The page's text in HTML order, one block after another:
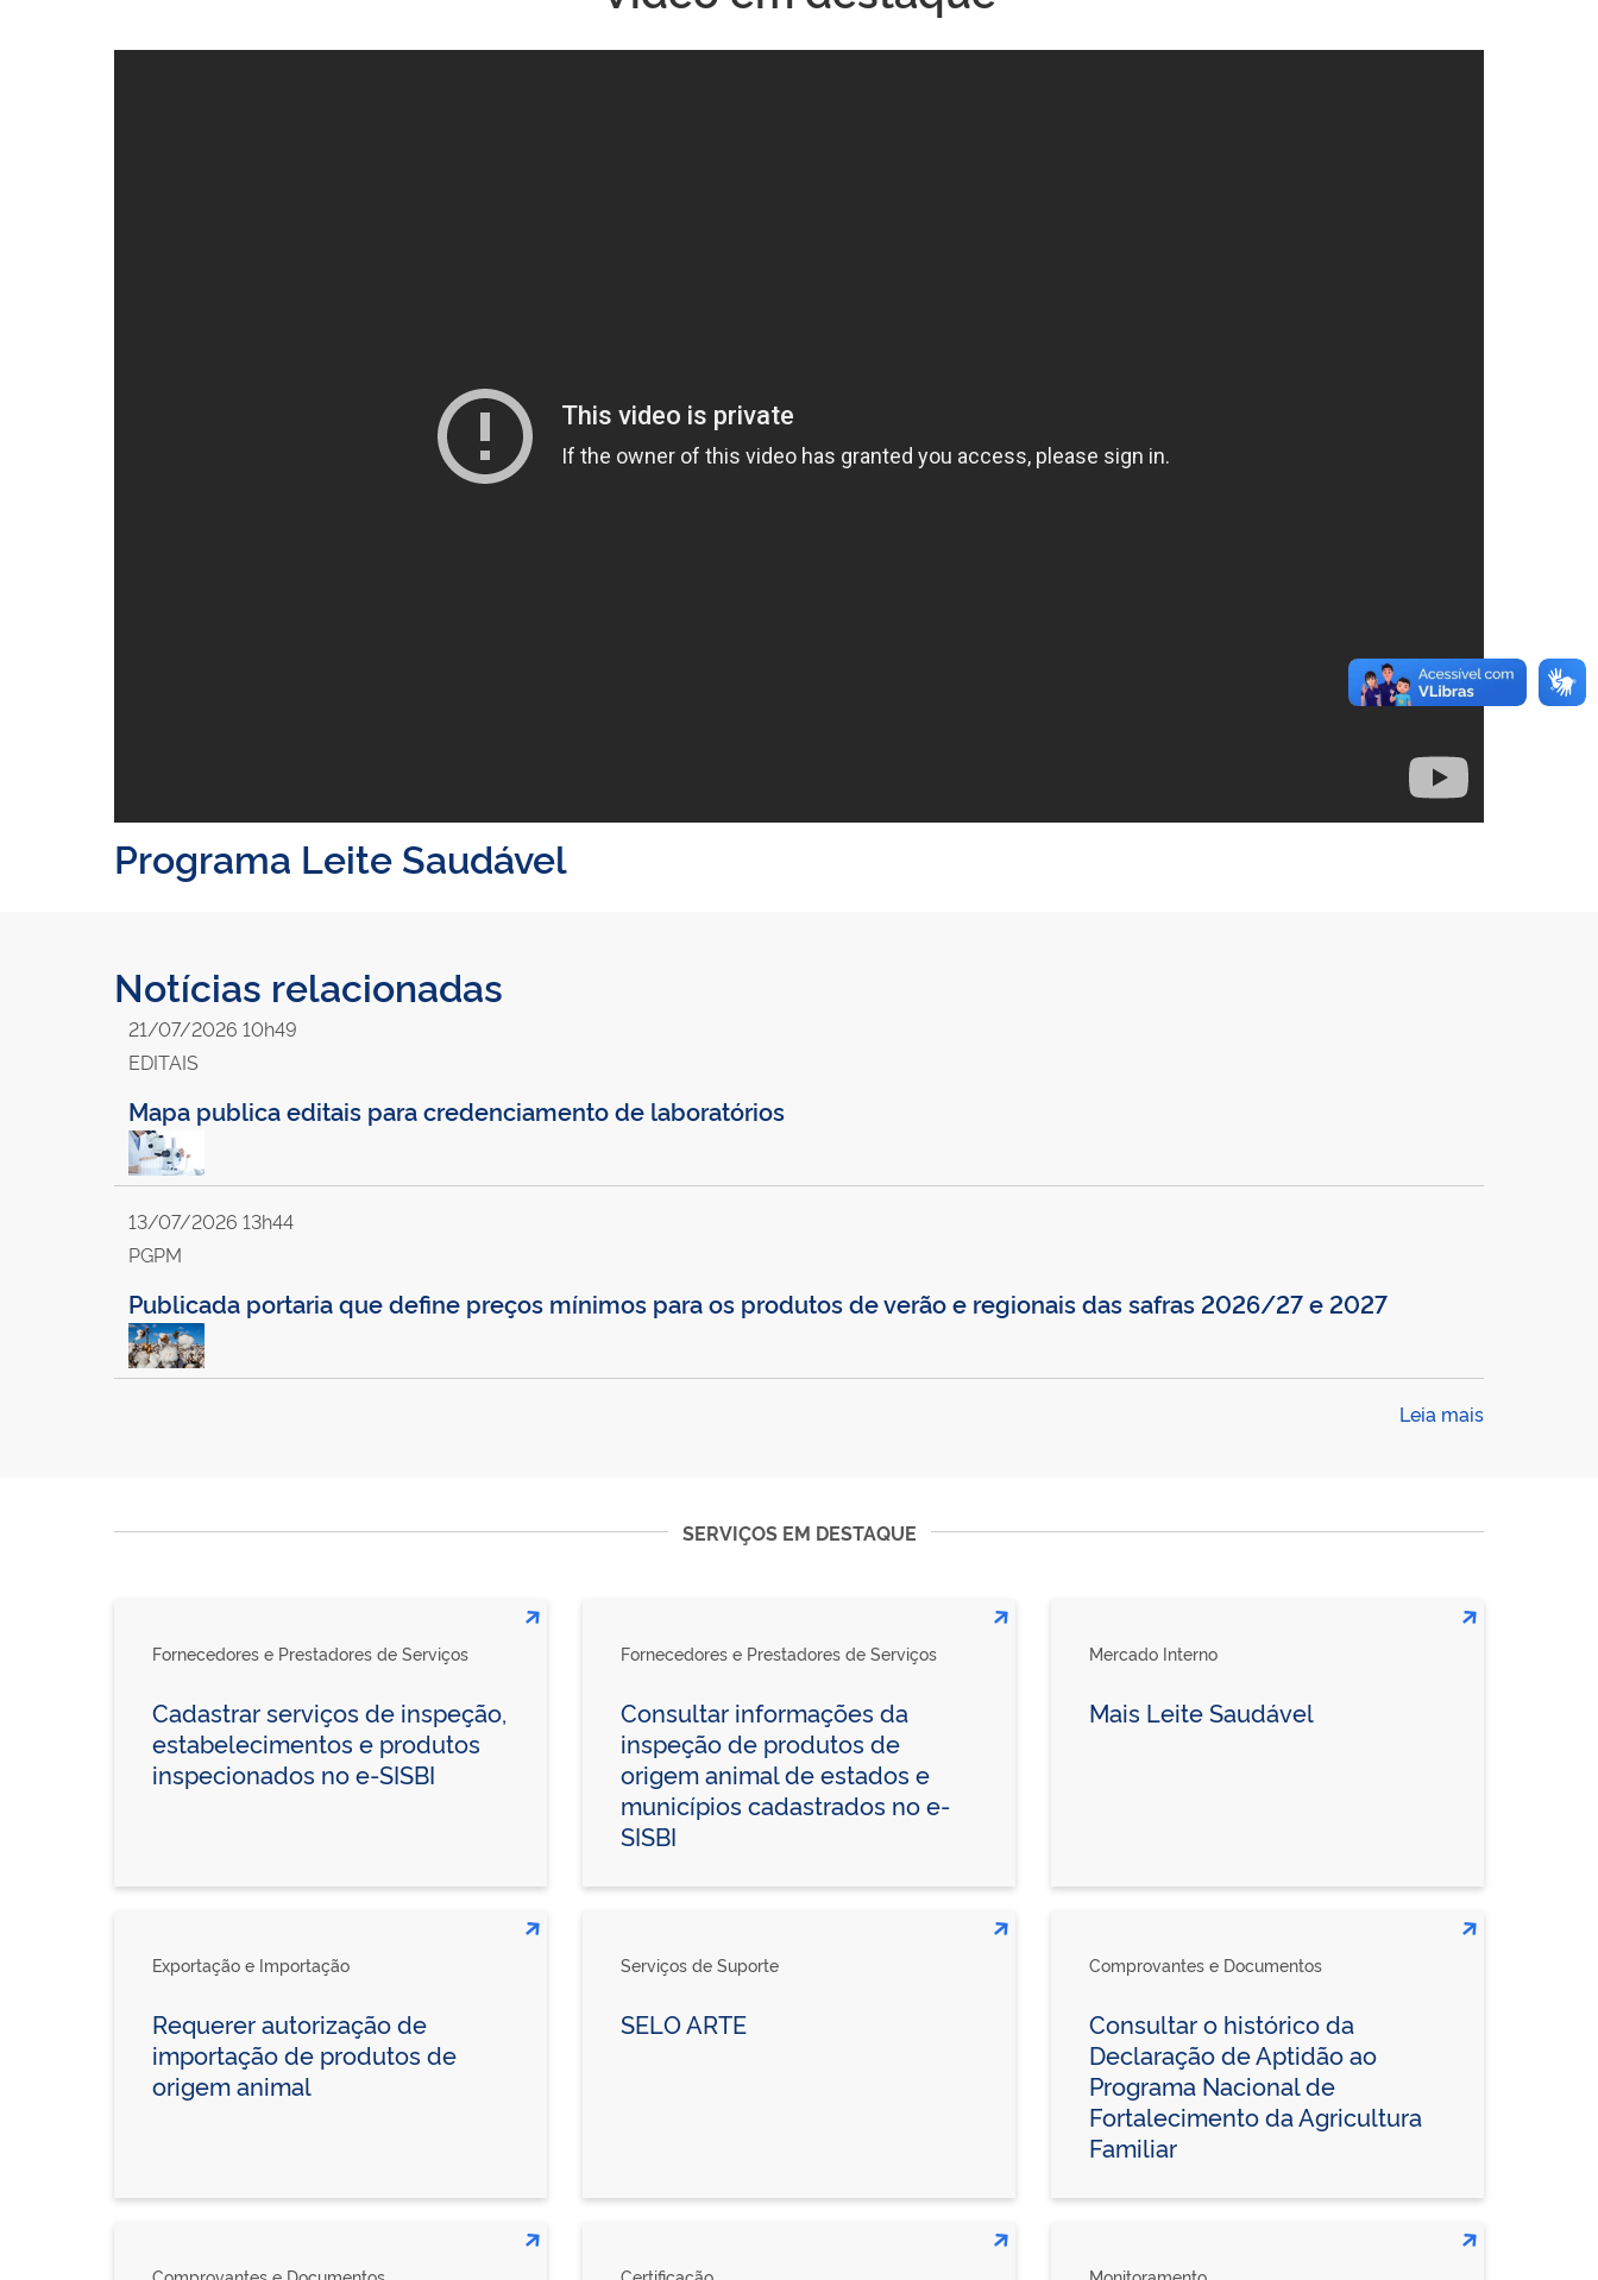
Programa Leite Saudável
Notícias relacionadas
21/07/2026 10h49
EDITAIS
Mapa publica editais para credenciamento de laboratórios
13/07/2026 13h44
PGPM
Publicada portaria que define preços mínimos para os produtos de verão e regionais das safras 2026/27 e 2027
Leia mais
SERVIÇOS EM DESTAQUE
Fornecedores e Prestadores de Serviços
Cadastrar serviços de inspeção,
estabelecimentos e produtos
inspecionados no e-SISBI
Fornecedores e Prestadores de Serviços
Consultar informações da
inspeção de produtos de
origem animal de estados e
municípios cadastrados no e-
SISBI
Mercado Interno
Mais Leite Saudável
Exportação e Importação
Requerer autorização de
importação de produtos de
origem animal
Serviços de Suporte
SELO ARTE
Comprovantes e Documentos
Consultar o histórico da
Declaração de Aptidão ao
Programa Nacional de
Fortalecimento da Agricultura
Familiar